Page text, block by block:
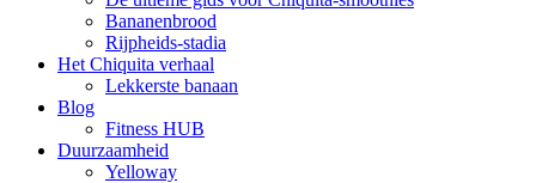
Bananenbrood
Rijpheids-stadia
Het Chiquita verhaal
Lekkerste banaan
Blog
Fitness HUB
Duurzaamheid
Yelloway